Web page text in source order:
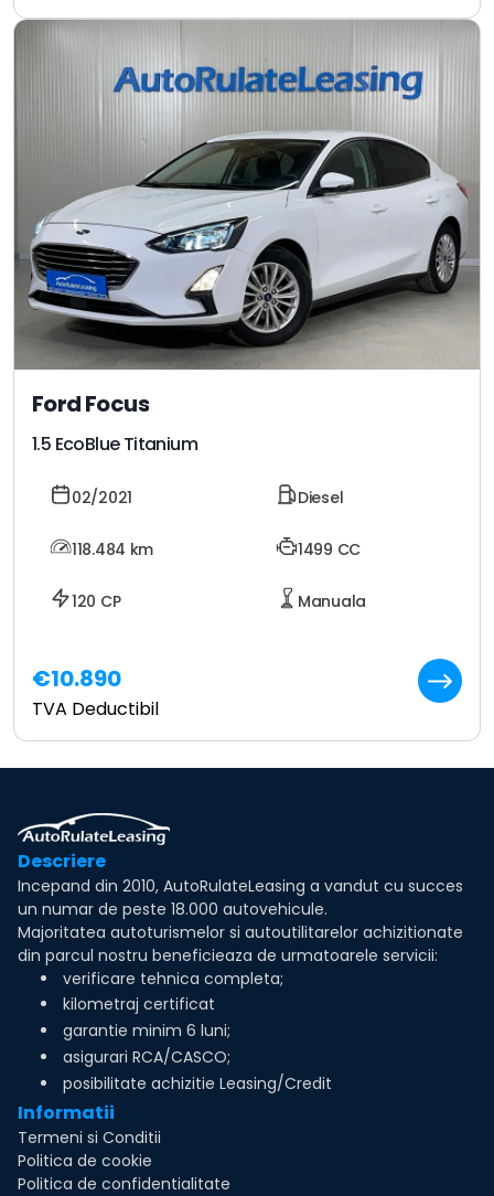
Ford Focus
1.5 EcoBlue Titanium
02/2021 Diesel
118.484 km 1499 CC
120 CP Manuala
€10.890
TVA Deductibil
Descriere
Incepand din 2010, AutoRulateLeasing a vandut cu succes
un numar de peste 18.000 autovehicule.
Majoritatea autoturismelor si autoutilitarelor achizitionate
din parcul nostru beneficieaza de urmatoarele servicii:
verificare tehnica completa;
kilometraj certificat
garantie minim 6 luni;
asigurari RCA/CASCO;
posibilitate achizitie Leasing/Credit
Informatii
Termeni si Conditii
Politica de cookie
Politica de confidentialitate